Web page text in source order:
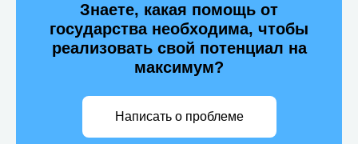
Знаете, какая помощь от
государства необходима, чтобы
реализовать свой потенциал на
максимум?
Написать о проблеме